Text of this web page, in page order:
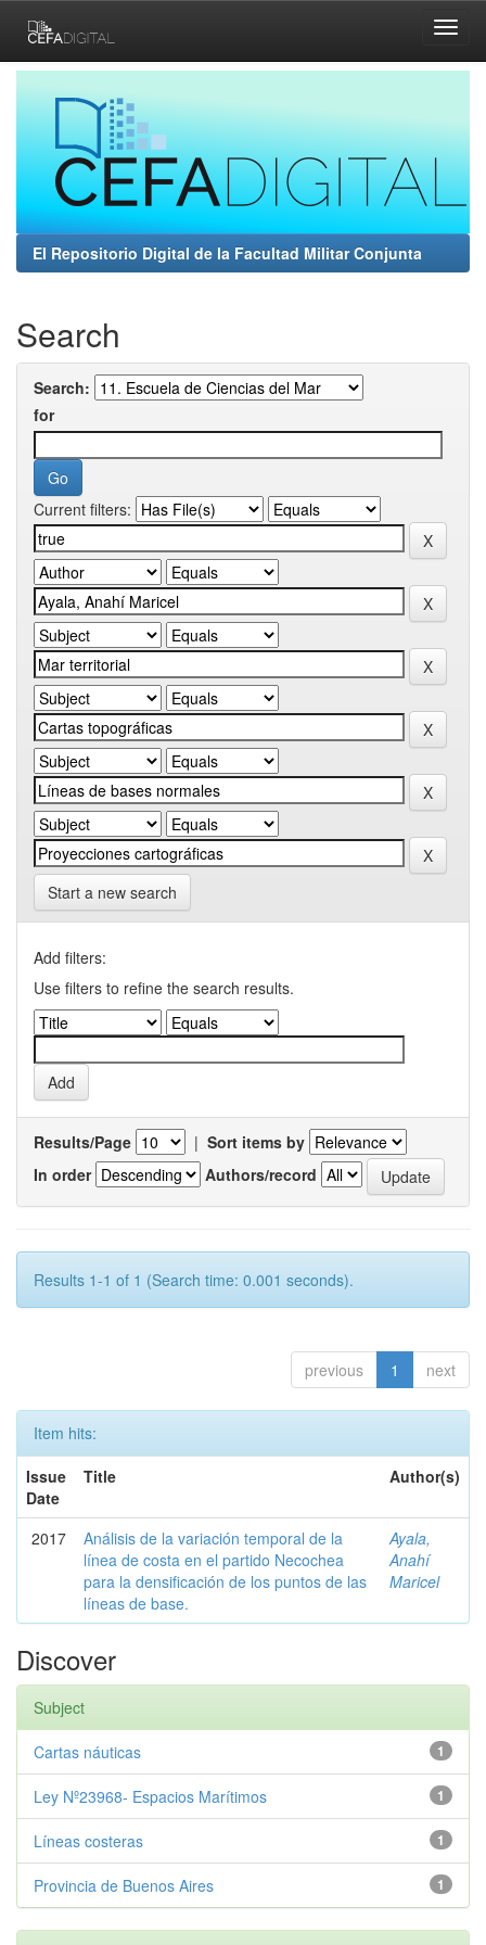
navigation
El Repositorio Digital de la Facultad Militar Conjunta
Search
Search:
for
Current filters:
Start a new search
Add filters:
Use filters to refine the search results.
Results/Page | Sort items by
In order
Authors/record
Results 1-1 of 1 (Search time: 0.001 seconds).
previous 1 next
Item hits:
Issue
Date
Title Author(s)
2017
Análisis de la variación temporal de la
línea de costa en el partido Necochea
para la densificación de los puntos de las
líneas de base.
Ayala,
Anahí
Maricel
Discover
Subject
1
Cartas náuticas
1
Ley Nº23968- Espacios Marítimos
1
Líneas costeras
1
Provincia de Buenos Aires